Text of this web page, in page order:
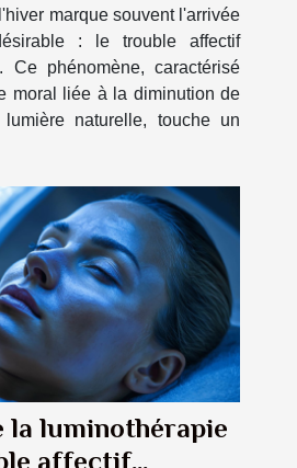
marque souvent l'arrivée
: le trouble affectif
Ce phénomène, caractérisé
moral liée à la diminution de
naturelle, touche un
la luminothérapie
affectif